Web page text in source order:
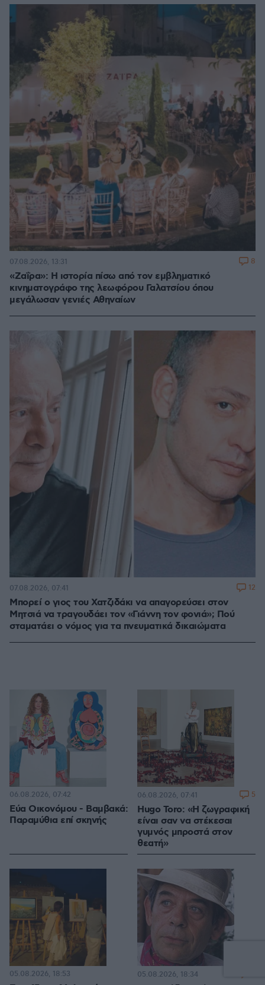
«Ζαΐρα»: Η ιστορία πίσω από τον εμβληματικό
κινηματογράφο της λεωφόρου Γαλατσίου όπου
μεγάλωσαν γενιές Αθηναίων
07.08.2026, 13:31 8
Μπορεί ο γιος του Χατζιδάκι να απαγορεύσει στον
Μητσιά να τραγουδάει τον «Γιάννη τον φονιά»; Πού
σταματάει ο νόμος για τα πνευματικά δικαιώματα
07.08.2026, 07:41 12
Εύα Οικονόμου - Βαμβακά:
Παραμύθια επί σκηνής
06.08.2026, 07:42
Hugo Toro: «Η ζωγραφική
είναι σαν να στέκεσαι
γυμνός μπροστά στον
θεατή»
06.08.2026, 07:41 5
05.08.2026, 18:53 05.08.2026, 18:34